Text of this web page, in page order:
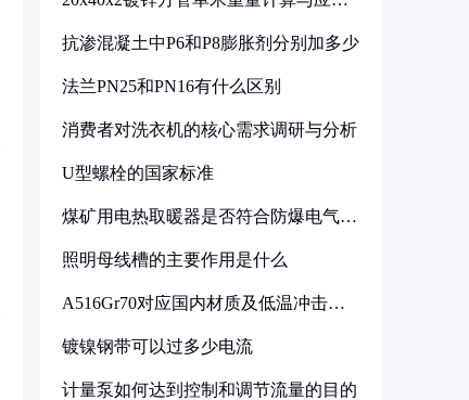
抗渗混凝土中P6和P8膨胀剂分别加多少
法兰PN25和PN16有什么区别
消费者对洗衣机的核心需求调研与分析
U型螺栓的国家标准
煤矿用电热取暖器是否符合防爆电气设
照明母线槽的主要作用是什么
A516Gr70对应国内材质及低温冲击要
镀镍钢带可以过多少电流
计量泵如何达到控制和调节流量的目的